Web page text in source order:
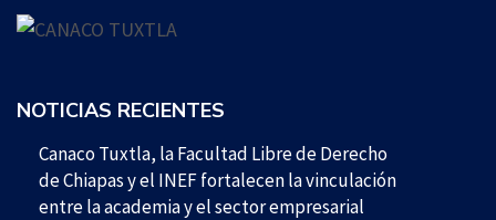
NOTICIAS RECIENTES
Canaco Tuxtla, la Facultad Libre de Derecho
de Chiapas y el INEF fortalecen la vinculación
entre la academia y el sector empresarial